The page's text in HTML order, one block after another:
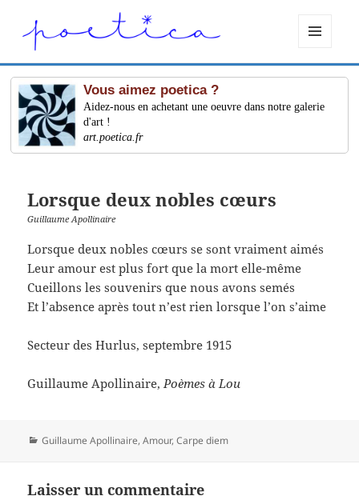
ET
WIDGETS
Vous aimez poetica ?
Aidez-nous en achetant une oeuvre dans notre galerie
d'art !
art.poetica.fr
Lorsque deux nobles cœurs
Guillaume Apollinaire
Lorsque deux nobles cœurs se sont vraiment aimés
Leur amour est plus fort que la mort elle-même
Cueillons les souvenirs que nous avons semés
Et l’absence après tout n’est rien lorsque l’on s’aime
Secteur des Hurlus, septembre 1915
Guillaume Apollinaire, Poèmes à Lou
Catégories
Guillaume Apollinaire,Amour,Carpe diem
Laisser un commentaire